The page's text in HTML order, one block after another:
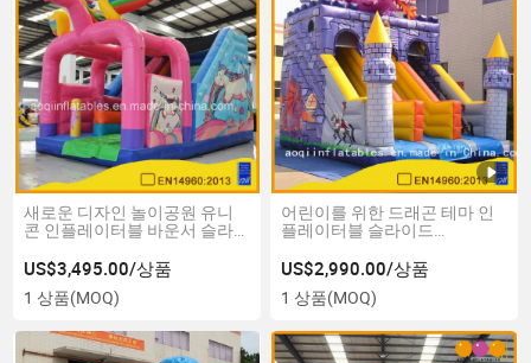
새로운 디자인 놀이공원 유니
콘 인플레이터블 바운서 슬라
US$3,495.00/상품
1 상품(MOQ)
어린이를 위한 드래곤 테마 인
플레이터블 슬라이드
US$2,990.00/상품
1 상품(MOQ)